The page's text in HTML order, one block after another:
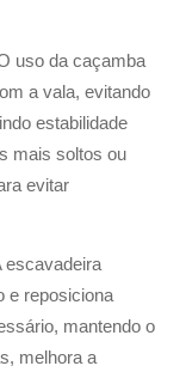
uso da caçamba
a vala, evitando
estabilidade
mais soltos ou
evitar
escavadeira
e reposiciona
mantendo o
melhora a